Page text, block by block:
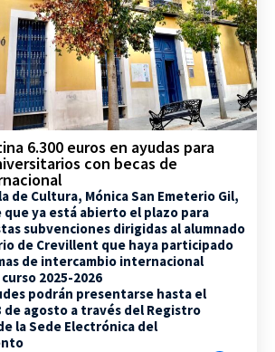
6.300 euros en ayudas para
con becas de
de Cultura, Mónica San Emeterio Gil,
que ya está abierto el plazo para
subvenciones dirigidas al alumnado
de Crevillent que haya participado
de intercambio internacional
2025-2026
podrán presentarse hasta el
de agosto a través del Registro
la Sede Electrónica del